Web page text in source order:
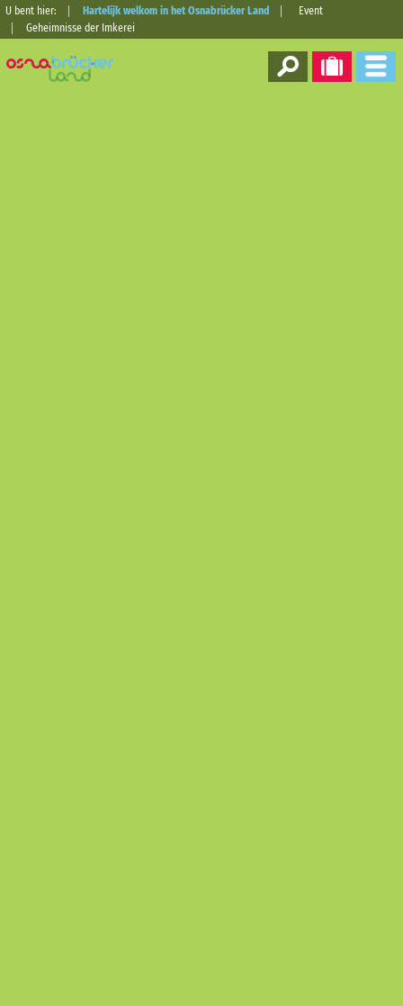
U bent hier: Hartelijk welkom in het Osnabrücker Land
Event
Geheimnisse der Imkerei